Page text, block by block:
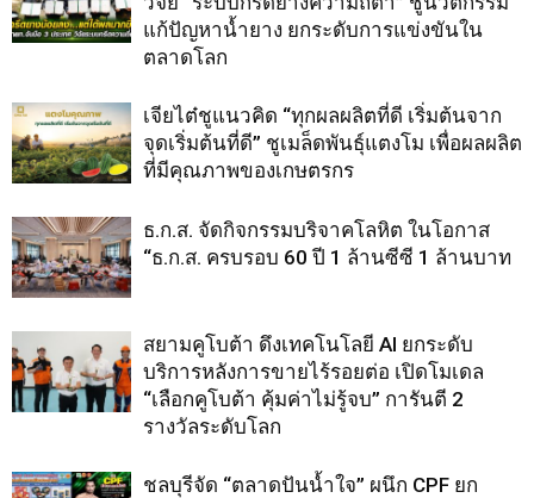
แก้ปัญหาน้ำยาง ยกระดับการแข่งขันใน
ตลาดโลก
เจียไต๋ชูแนวคิด “ทุกผลผลิตที่ดี เริ่มต้นจาก
จุดเริ่มต้นที่ดี” ชูเมล็ดพันธุ์แตงโม เพื่อผลผลิต
ที่มีคุณภาพของเกษตรกร
ธ.ก.ส. จัดกิจกรรมบริจาคโลหิต ในโอกาส
“ธ.ก.ส. ครบรอบ 60 ปี 1 ล้านซีซี 1 ล้านบาท
สยามคูโบต้า ดึงเทคโนโลยี AI ยกระดับ
บริการหลังการขายไร้รอยต่อ เปิดโมเดล
“เลือกคูโบต้า คุ้มค่าไม่รู้จบ” การันตี 2
รางวัลระดับโลก
ชลบุรีจัด “ตลาดปันน้ำใจ” ผนึก CPF ยก